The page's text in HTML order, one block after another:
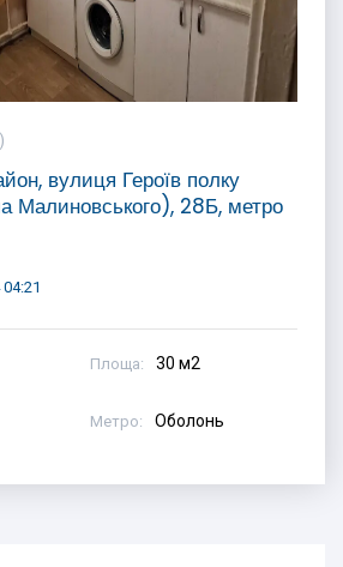
вулиця Героїв полку
Малиновського), 28Б, метро
Площа: 30 м2
Метро: Оболонь